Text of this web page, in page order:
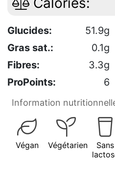
Glucides: 51.9g
Gras sat.:
0.1g
Fibres:
3.3g
ProPoints:
6
Information
Végan Végétarien
Sans